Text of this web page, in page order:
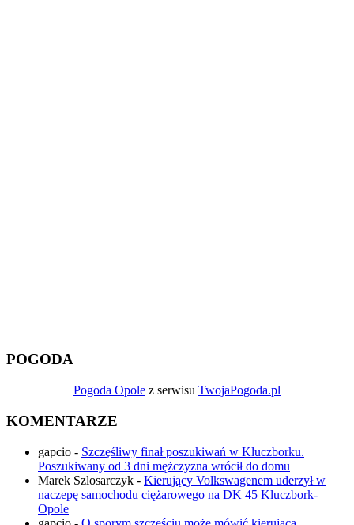
POGODA
Pogoda Opole z serwisu TwojaPogoda.pl
KOMENTARZE
gapcio - Szczęśliwy finał poszukiwań w Kluczborku.
Poszukiwany od 3 dni mężczyzna wrócił do domu
Marek Szlosarczyk - Kierujący Volkswagenem uderzył w
naczepę samochodu ciężarowego na DK 45 Kluczbork-
Opole